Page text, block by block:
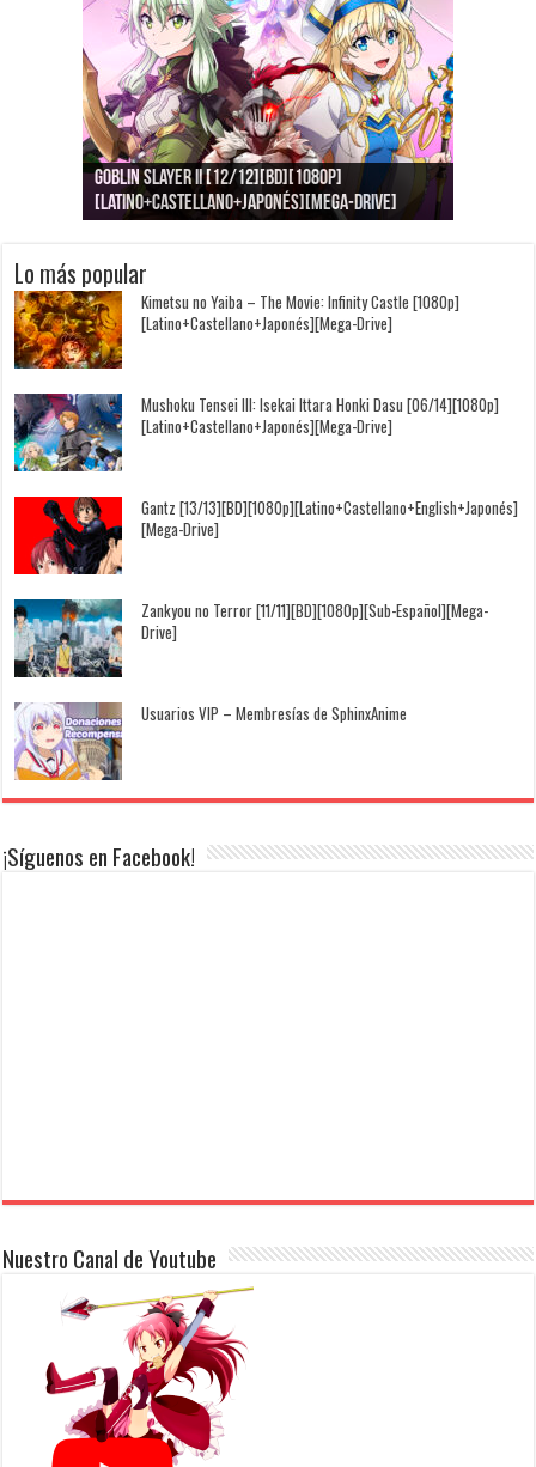
Goblin Slayer II [12/12][BD][1080p]
[Latino+Castellano+Japonés][Mega-Drive]
Jujutsu Kaisen: Kaigyoku/Gyokusetsu [1080p]
[Latino+Japonés][Mega-Drive]
Kimi to, Nami ni Noretara [BD][1080p]
[Latino+Castellano+Japonés][Mega-Drive]
Nukitashi the Animation [11/11+OVAS][BD]
[1080p][Sub-Español][Mega-Drive]
Kimi wa Houkago Insomnia [13/13][BD][1080p]
[Castellano+English+Japonés][Mega-Drive]
Getsuyoubi no Tawawa [12/12+Especiales][BD]
[1080p][Sub-Español][Mega-Drive]
Lo más popular
Kimetsu no Yaiba – The Movie: Infinity Castle [1080p]
[Latino+Castellano+Japonés][Mega-Drive]
Mushoku Tensei III: Isekai Ittara Honki Dasu [06/14][1080p]
[Latino+Castellano+Japonés][Mega-Drive]
Gantz [13/13][BD][1080p][Latino+Castellano+English+Japonés]
[Mega-Drive]
Zankyou no Terror [11/11][BD][1080p][Sub-Español][Mega-
Drive]
Usuarios VIP – Membresías de SphinxAnime
¡Síguenos en Facebook!
Nuestro Canal de Youtube